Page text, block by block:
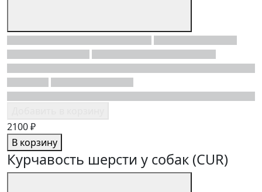
2100 ₽
В корзину
Курчавость шерсти у собак (CUR)